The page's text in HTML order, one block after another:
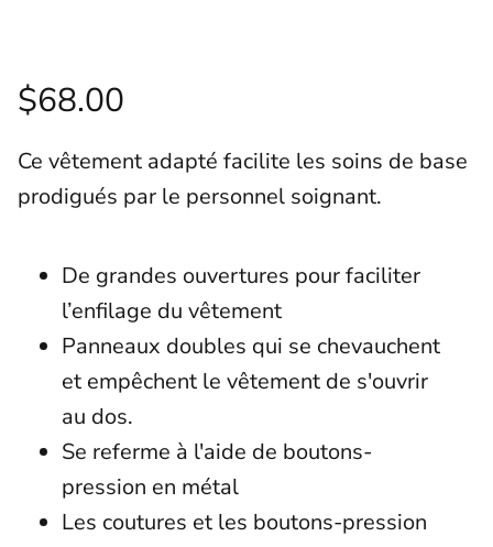
$68.00
Ce vêtement adapté facilite les soins de base
prodigués par le personnel soignant.
De grandes ouvertures pour faciliter
l’enfilage du vêtement
Panneaux doubles qui se chevauchent
et empêchent le vêtement de s'ouvrir
au dos.
Se referme à l'aide de boutons-
pression en métal
Les coutures et les boutons-pression